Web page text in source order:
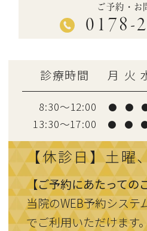
ご予約・お
0178-
診療時間 月 火
8:30～12:00 ● ●
13:30〜17:00 ● ●
【休診日】土曜
【ご予約にあたっての
当院のWEB予約システ
でご利用いただけます